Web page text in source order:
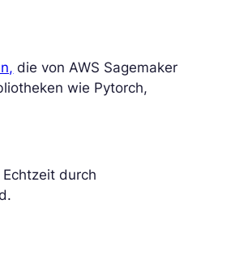
die von AWS Sagemaker
wie Pytorch,
durch